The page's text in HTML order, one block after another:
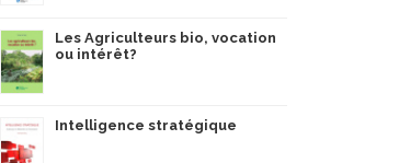
Les Agriculteurs bio, vocation
ou intérêt?
Intelligence stratégique